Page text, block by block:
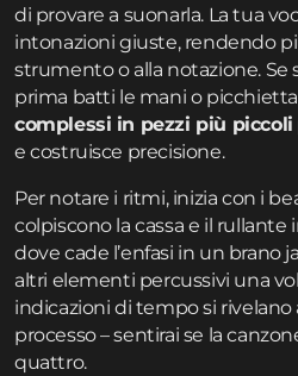
di provare a suonarla. La tua
intonazioni giuste, rendendo
strumento o alla notazione. Se
prima batti le mani o
complessi in pezzi più piccoli
e costruisce precisione.
Per notare i ritmi, inizia con i
colpiscono la cassa e il rullante
dove cade l’enfasi in un brano
altri elementi percussivi una
indicazioni di tempo si
processo – sentirai se la
quattro.